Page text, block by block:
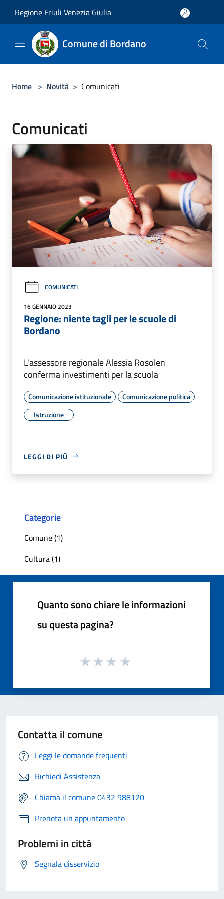
Regione Friuli Venezia Giulia
Comune di Bordano
Home > Novità > Comunicati
Comunicati
COMUNICATI
16 GENNAIO 2023
Regione: niente tagli per le scuole di
Bordano
L'assessore regionale Alessia Rosolen
conferma investimenti per la scuola
Comunicazione istituzionale
Comunicazione politica
Istruzione
LEGGI DI PIÙ
Categorie
Comune (1)
Cultura (1)
Quanto sono chiare le informazioni
su questa pagina?
Contatta il comune
Leggi le domande frequenti
Richiedi Assistenza
Chiama il comune 0432 988120
Prenota un appuntamento
Problemi in città
Segnala disservizio